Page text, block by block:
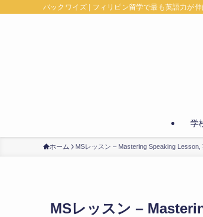
バックワイズ | フィリピン留学で最も英語力が
学
ホーム MSレッスン – Mastering Speaking
MSレッスン –